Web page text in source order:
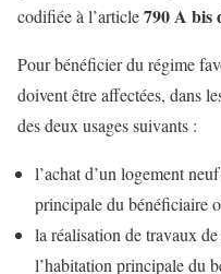
codifiée à l’article790 A bis
Pour bénéficier du régime
doivent être affectées, dans
des deux usages suivants :
l’achat d’un logement
principale du bénéficiaire
la réalisation de travaux
l’habitation principale du